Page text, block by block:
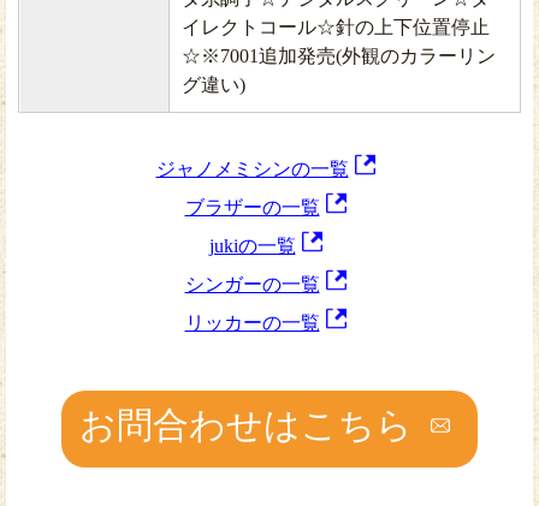
イレクトコール☆針の上下位置停止
☆※7001追加発売(外観のカラーリン
グ違い)
ジャノメミシンの一覧
ブラザーの一覧
jukiの一覧
シンガーの一覧
リッカーの一覧
お問合わせはこちら